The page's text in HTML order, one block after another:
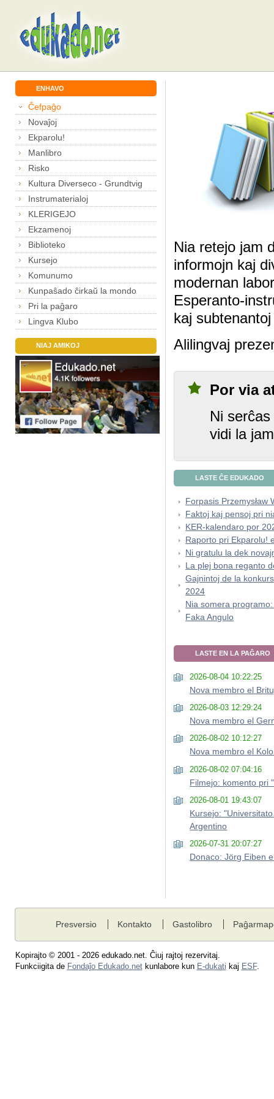
ENHAVO
Ĉefpaĝo
Novaĵoj
Ekparolu!
Manlibro
Risko
Kultura Diverseco - Grundtvig
Instrumaterialoj
KLERIGEJO
Ekzamenoj
Biblioteko
Kursejo
Komunumo
Kunpaŝado ĉirkaŭ la mondo
Pri la paĝaro
Lingva Klubo
NIAJ AMIKOJ
Nia retejo jam
informojn kaj
modernan
Esperanto-
kaj
Alilingvaj
Por via
Ni
vidi la
LASTE ĈE EDUKADO
Forpasis Przemysław
Faktoj kaj pensoj pri
KER-kalendaro por
Raporto pri Ekparolu!
Ni gratulu la dek
La plej bona reganto
Gajnintoj de la
2024
Nia somera
Faka Angulo
LASTE EN LA PAĜARO
2026-08-04 10:22:25
Nova membro el
2026-08-03 12:29:24
Nova membro el
2026-08-02 10:12:27
Nova membro el
2026-08-02 07:04:16
Filmejo: komento pri
2026-08-01 19:43:07
Kursejo:
Argentino
2026-07-31 20:07:27
Donaco: Jörg Eiben
Presversio Kontakto Gastolibro
Kopirajto © 2001 - 2026 edukado.net. Ĉiuj rajtoj rezervitaj.
Funkciigita de Fondaĵo Edukado.netkunlabore kun E-dukati kaj ESF.